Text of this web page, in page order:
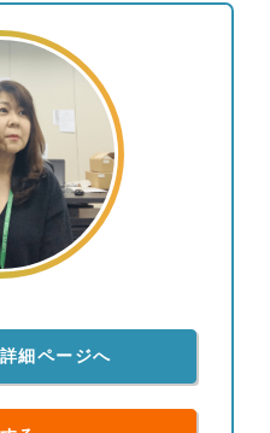
在、サポートできるプ
ているのだと思いま
立系のメリットを是非
細ページへ